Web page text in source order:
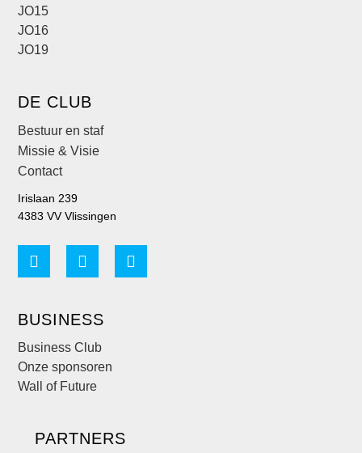
JO15
JO16
JO19
DE CLUB
Bestuur en staf
Missie & Visie
Contact
Irislaan 239
4383 VV Vlissingen
BUSINESS
Business Club
Onze sponsoren
Wall of Future
PARTNERS